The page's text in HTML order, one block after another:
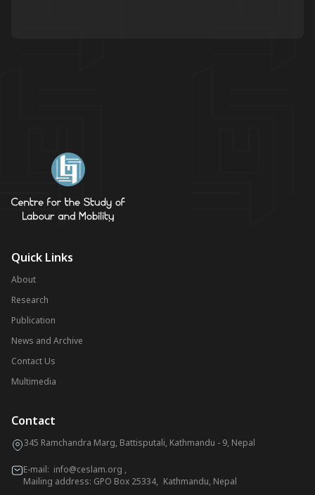
Quick Links
About
Research
Publication
News and Archive
Contact Us
Multimedia
Contact
345 Ramchandra Marg, Battisputali, Kathmandu - 9, Nepal
E-mail: info@ceslam.org ,
Mailing address: GPO Box 25334, Kathmandu, Nepal